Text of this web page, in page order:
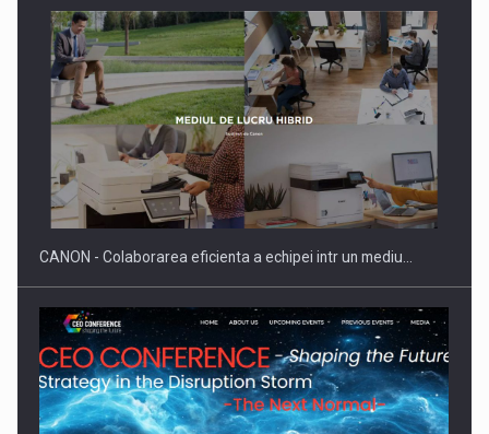
SYCLEF isi consolideaza prezenta in Romania printr-o a
doua…
CANON - Colaborarea eficienta a echipei intr un mediu…